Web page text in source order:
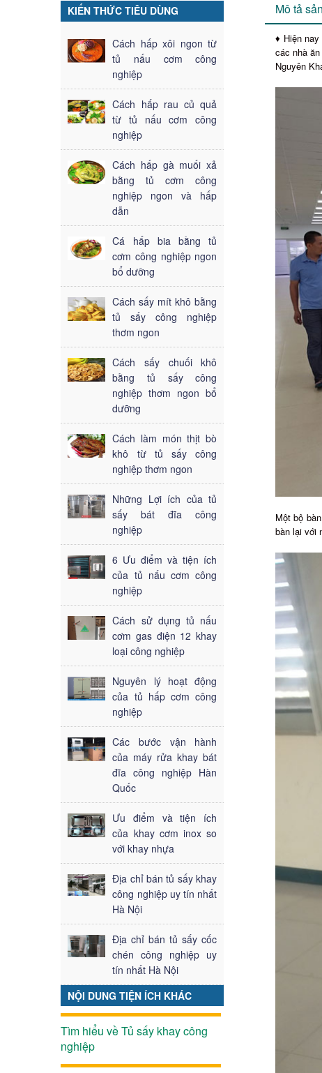
Mô tả
♦ Hiện
các nhà
Nguyên
Một bộ
bàn lại với
KIẾN THỨC TIÊU DÙNG
Cách hấp xôi ngon từ
tủ nấu cơm công
nghiệp
Cách hấp rau củ quả
từ tủ nấu cơm công
nghiệp
Cách hấp gà muối xả
bằng tủ cơm công
nghiệp ngon và hấp
dẫn
Cá hấp bia bằng tủ
cơm công nghiệp ngon
bổ dưỡng
Cách sấy mít khô bằng
tủ sấy công nghiệp
thơm ngon
Cách sấy chuối khô
bằng tủ sấy công
nghiệp thơm ngon bổ
dưỡng
Cách làm món thịt bò
khô từ tủ sấy công
nghiệp thơm ngon
Những Lợi ích của tủ
sấy bát đĩa công
nghiệp
6 Ưu điểm và tiện ích
của tủ nấu cơm công
nghiệp
Cách sử dụng tủ nấu
cơm gas điện 12 khay
loại công nghiệp
Nguyên lý hoạt động
của tủ hấp cơm công
nghiệp
Các bước vận hành
của máy rửa khay bát
đĩa công nghiệp Hàn
Quốc
Ưu điểm và tiện ích
của khay cơm inox so
với khay nhựa
Địa chỉ bán tủ sấy khay
công nghiệp uy tín nhất
Hà Nội
Địa chỉ bán tủ sấy cốc
chén công nghiệp uy
tín nhất Hà Nội
NỘI DUNG TIỆN ÍCH KHÁC
Tìm hiểu về Tủ sấy khay công
nghiệp